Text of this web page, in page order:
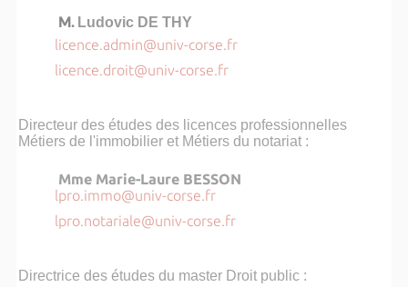
M. Ludovic DE THY
licence.admin@univ-corse.fr
licence.droit@univ-corse.fr
Directeur des études des licences professionnelles
Métiers de l'immobilier et Métiers du notariat :
Mme Marie-Laure BESSON
lpro.immo@univ-corse.fr
lpro.notariale@univ-corse.fr
Directrice des études du master Droit public :